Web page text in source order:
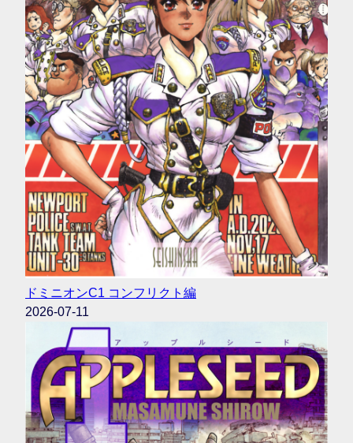
ドミニオンC1 コンフリクト編
2026-07-11